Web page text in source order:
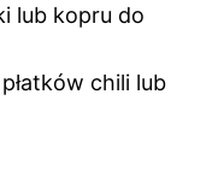
lub kopru do
chili lub